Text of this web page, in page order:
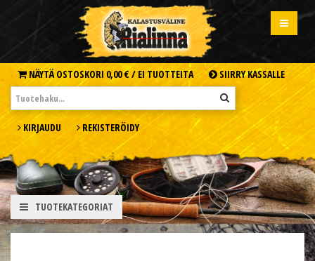
NÄYTÄ OSTOSKORI 0,00 € / EI TUOTTEITA SIIRRY KASSALLE
KIRJAUDU REKISTERÖIDY
TUOTEKATEGORIAT